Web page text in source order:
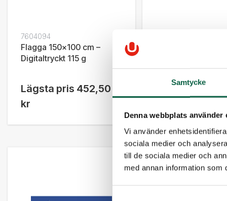
Samtycke
Denna webbplats använder
Vi använder
sociala medier och
till de sociala medier och
med annan information som
7604094
Flagga 150x100 cm –
Digitaltryckt 115 g
Lägsta pris 452,50
kr
g
Lägsta pris